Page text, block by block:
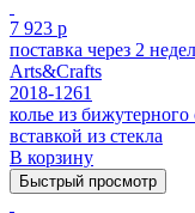
7 923 р
поставка через 2
Arts&Crafts
2018-1261
колье из
вставкой из стекла
В корзину
Быстрый просмотр